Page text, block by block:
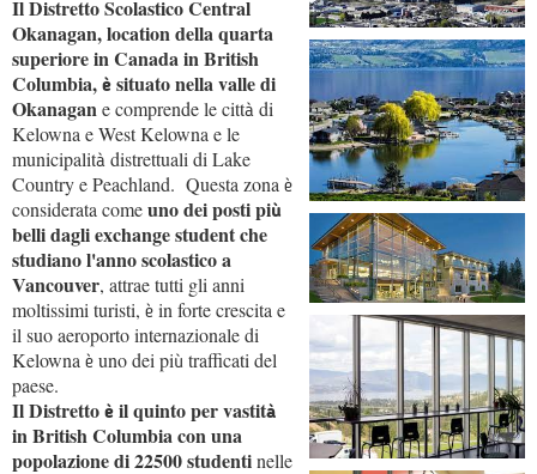
Il Distretto Scolastico Central
Okanagan, location della quarta
superiore in Canada in British
Columbia, è situato nella valle di
Okanagane comprende le città di
Kelowna e West Kelowna e le
municipalità distrettuali di Lake
Country e Peachland. Questa zona è
considerata comeuno dei posti più
belli dagli exchange student che
studiano l'anno scolastico a
Vancouver, attrae tutti gli anni
moltissimi turisti, è in forte crescita e
il suo aeroporto internazionale di
Kelowna è uno dei più trafficati del
paese.
Il Distretto è il quinto per vastità
in British Columbia con una
popolazione di 22500 studentinelle